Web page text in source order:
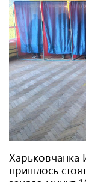
Харьковчанка
пришлось